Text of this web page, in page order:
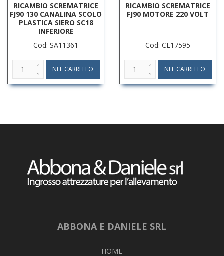
RICAMBIO SCREMATRICE
FJ90 130 CANALINA SCOLO
PLASTICA SIERO SC18
INFERIORE
Cod: SA11361
RICAMBIO SCREMATRICE
FJ90 MOTORE 220 VOLT
Cod: CL17595
ABBONA E DANIELE SRL
HOME